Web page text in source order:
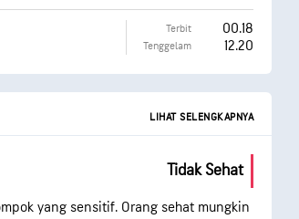
Terbit 00.18
Tenggelam 12.20
LIHAT SELENGKAPNYA
Tidak Sehat
yang sensitif. Orang sehat mungkin